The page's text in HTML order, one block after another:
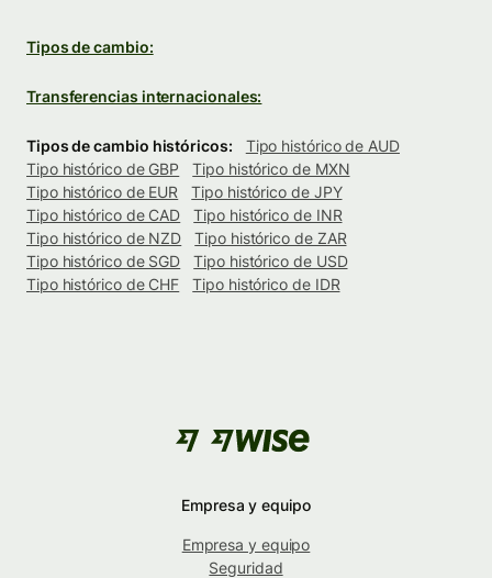
Tipos de cambio:
Transferencias internacionales:
Tipos de cambio históricos:
Tipo histórico de AUD
Tipo histórico de GBP
Tipo histórico de MXN
Tipo histórico de EUR
Tipo histórico de JPY
Tipo histórico de CAD
Tipo histórico de INR
Tipo histórico de NZD
Tipo histórico de ZAR
Tipo histórico de SGD
Tipo histórico de USD
Tipo histórico de CHF
Tipo histórico de IDR
Empresa y equipo
Empresa y equipo
Seguridad